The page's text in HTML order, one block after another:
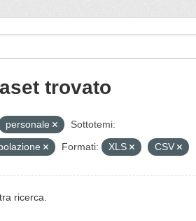
trovato
personale
Sottotemi:
Formati: XLS CSV
ricerca.